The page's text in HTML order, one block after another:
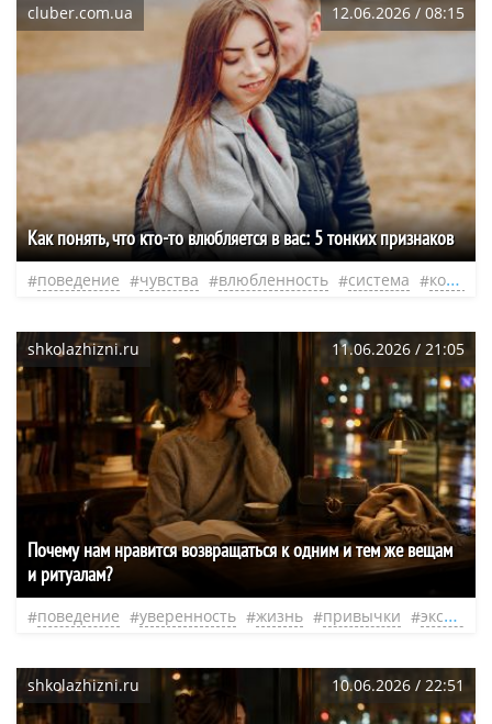
cluber.com.ua 12.06.2026 / 08:15
Как понять, что кто-то влюбляется в вас: 5 тонких признаков
поведение чувства влюбленность система контакт
shkolazhizni.ru 11.06.2026 / 21:05
Почему нам нравится возвращаться к одним и тем же вещам
и ритуалам?
поведение уверенность жизнь привычки эксперт
shkolazhizni.ru 10.06.2026 / 22:51